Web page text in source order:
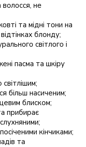
не
та мідні тони на
блонду;
світлого і
пасма та шкіру
більш насиченим;
блиском;
прибирає
кінчиками;
та